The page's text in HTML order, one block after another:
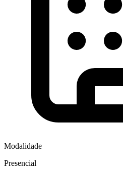
Modalidade
Presencial